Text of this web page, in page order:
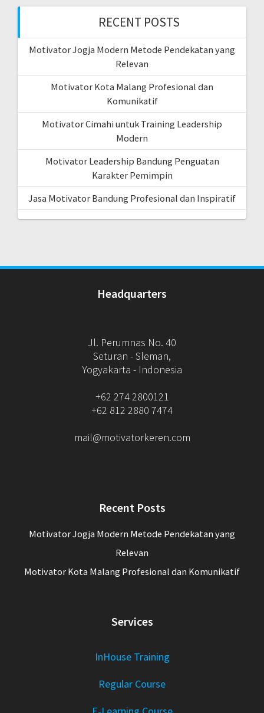
RECENT POSTS
Motivator Jogja Modern Metode Pendekatan yang
Relevan
Motivator Kota Malang Profesional dan
Komunikatif
Motivator Cimahi untuk Training Leadership
Modern
Motivator Leadership Bandung Penguatan
Karakter Pemimpin
Jasa Motivator Bandung Profesional dan Inspiratif
Headquarters
Jl. Perumnas No. 40
Seturan - Sleman,
Yogyakarta - Indonesia
+62 274 2800121
+62 812 2880 7474
mail@motivatorkeren.com
Recent Posts
Motivator Jogja Modern Metode Pendekatan yang
Relevan
Motivator Kota Malang Profesional dan Komunikatif
Services
InHouse Training
Regular Course